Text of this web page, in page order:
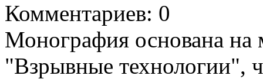
Комментариев: 0
Монография основана на
"Взрывные технологии",